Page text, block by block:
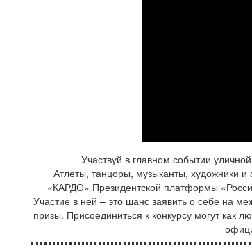
Участвуй в главном событии
Атлеты, танцоры, музыканты, художники и
«КАРДО» Президентской платформы
Участие в ней – это шанс заявить о себе на
призы. Присоединиться к конкурсу могут как